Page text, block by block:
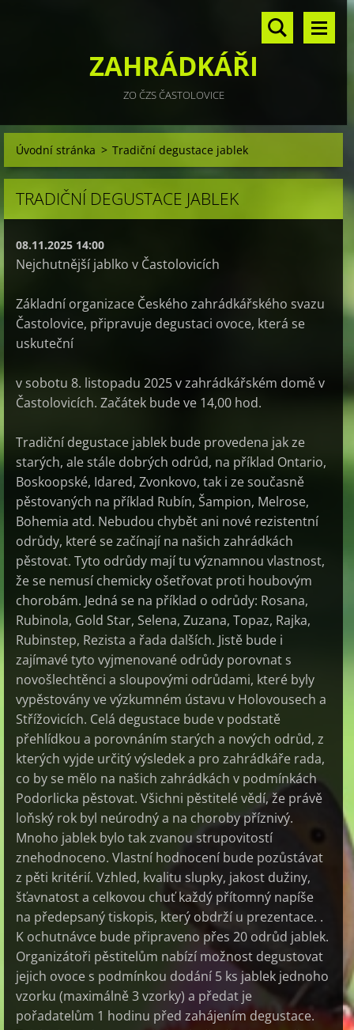
ZAHRÁDKÁŘI
ZO ČZS ČASTOLOVICE
Úvodní stránka > Tradiční degustace jablek
TRADIČNÍ DEGUSTACE JABLEK
08.11.2025 14:00
Nejchutnější jablko v Častolovicích
Základní organizace Českého zahrádkářského svazu
Častolovice, připravuje degustaci ovoce, která se
uskuteční
v sobotu 8. listopadu 2025 v zahrádkářském domě v
Častolovicích. Začátek bude ve 14,00 hod.
Tradiční degustace jablek bude provedena jak ze
starých, ale stále dobrých odrůd, na příklad Ontario,
Boskoopské, Idared, Zvonkovo, tak i ze současně
pěstovaných na příklad Rubín, Šampion, Melrose,
Bohemia atd. Nebudou chybět ani nové rezistentní
odrůdy, které se začínají na našich zahrádkách
pěstovat. Tyto odrůdy mají tu významnou vlastnost,
že se nemusí chemicky ošetřovat proti houbovým
chorobám. Jedná se na příklad o odrůdy: Rosana,
Rubinola, Gold Star, Selena, Zuzana, Topaz, Rajka,
Rubinstep, Rezista a řada dalších. Jistě bude i
zajímavé tyto vyjmenované odrůdy porovnat s
novošlechtěnci a sloupovými odrůdami, které byly
vypěstovány ve výzkumném ústavu v Holovousech a
Střížovicích. Celá degustace bude v podstatě
přehlídkou a porovnáním starých a nových odrůd, z
kterých vyjde určitý výsledek a pro zahrádkáře rada,
co by se mělo na našich zahrádkách v podmínkách
Podorlicka pěstovat. Všichni pěstitelé vědí, že právě
loňský rok byl neúrodný a na choroby příznivý.
Mnoho jablek bylo tak zvanou strupovitostí
znehodnoceno. Vlastní hodnocení bude pozůstávat
z pěti kritérií. Vzhled, kvalitu slupky, jakost dužiny,
šťavnatost a celkovou chuť každý přítomný napíše
na předepsaný tiskopis, který obdrží u prezentace. .
K ochutnávce bude připraveno přes 20 odrůd jablek.
Organizátoři pěstitelům nabízí možnost degustovat
jejich ovoce s podmínkou dodání 5 ks jablek jednoho
vzorku (maximálně 3 vzorky) a předat je
pořadatelům 1 hodinu před zahájením degustace.